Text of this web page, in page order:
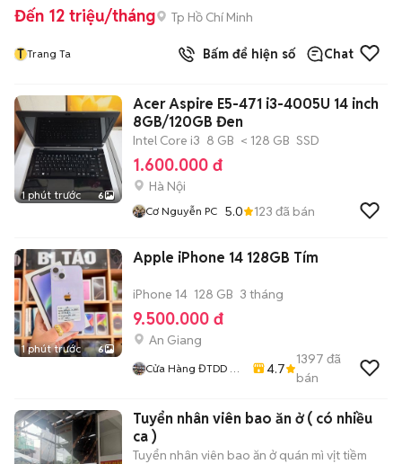
Đến 12 triệu/tháng Tp Hồ Chí Minh
T Trang Ta Bấm để hiện số Chat
1 phút trước 6
Acer Aspire E5-471 i3-4005U 14 inch
8GB/120GB Đen
Intel Core i3 8 GB < 128 GB SSD
1.600.000 đ
Hà Nội
Cơ Nguyễn PC 5.0 123 đã bán
1 phút trước 6
Apple iPhone 14 128GB Tím
iPhone 14 128 GB 3 tháng
9.500.000 đ
An Giang
Cửa Hàng ĐTDD Bi
4.7
1397 đã
bán
Tuyển nhân viên bao ăn ở ( có nhiều
ca )
Tuyển nhân viên bao ăn ở quán mì vịt tiềm